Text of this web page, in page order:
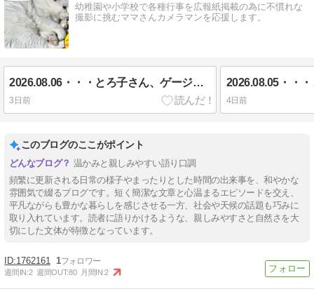
幼稚園や小学校で各種行事を広報紙掲載の為に不慣れな
撮影に挑むママさんカメラマンを応援します。
2026.08.06・・・とろ子さん、ゲージ生活から一時帰宅でソファー生活に・・・・
3日前 4日前
このブログのここがポイント
温かみと親しみやすい語り口調
頻繁に更新される日常の様子やまったりとした時間の出来事を、和やかな
雰囲気で綴るブログです。短く簡潔な文章と心温まるエピソードを交え、
平凡ながらも豊かな暮らしを感じさせる一方、社会や天候の話題も巧みに
取り入れています。読者に語りかけるような、親しみやすさと自然さを大
切にした文体が特徴となっています。
1762161 1
週間IN:2 週間OUT:80 月間IN:2